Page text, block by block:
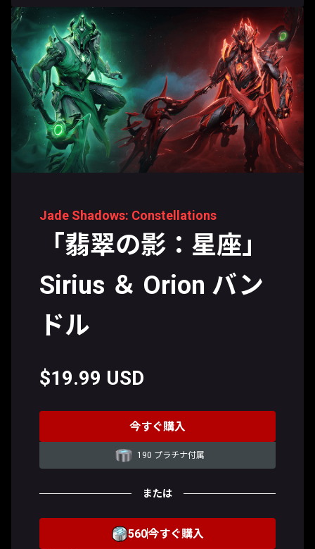
Jade Shadows: Constellations
「翡翠の影：星座」
Sirius ＆ Orion バン
ドル
$19.99 USD
今すぐ購入
190 プラチナ付属
または
560今すぐ購入